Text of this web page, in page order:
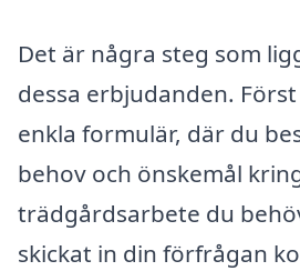
Det är några steg som
dessa erbjudanden.
enkla formulär, där du
behov och önskemål
trädgårdsarbete du
skickat in din förfrågan